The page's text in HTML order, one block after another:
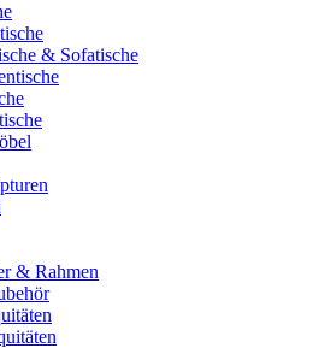
& Sofatische
& Rahmen